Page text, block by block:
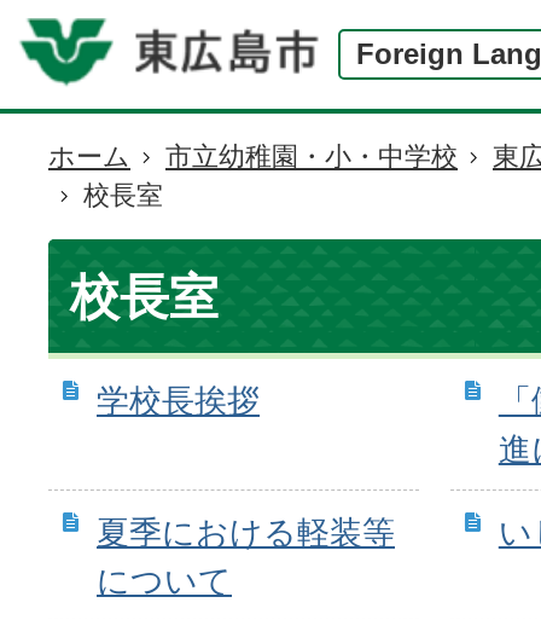
Foreign
現
在
の
位
置
ホーム 市立幼稚園・小・中学校
東
校長室
校長室
学校長挨拶
進
夏季における軽装等
について
い